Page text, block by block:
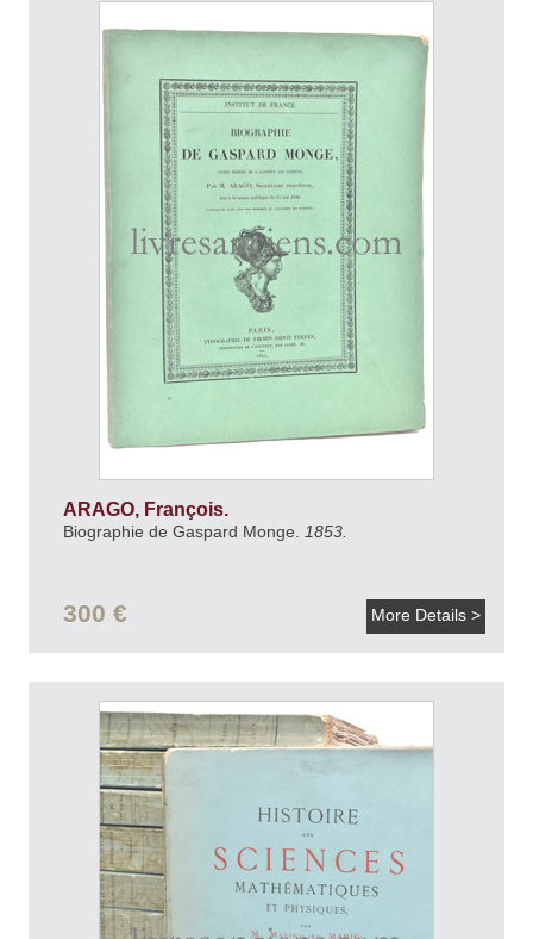
ARAGO, François.
Biographie de Gaspard Monge. 1853.
300 € More Details >